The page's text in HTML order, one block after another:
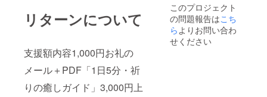
リターンについて
支援額内容1,000円お礼の
メール＋PDF「1日5分・祈
りの癒しガイド」3,000円上
このプロジェクト
の問題報告はこち
ら よりお問い合わ
せください